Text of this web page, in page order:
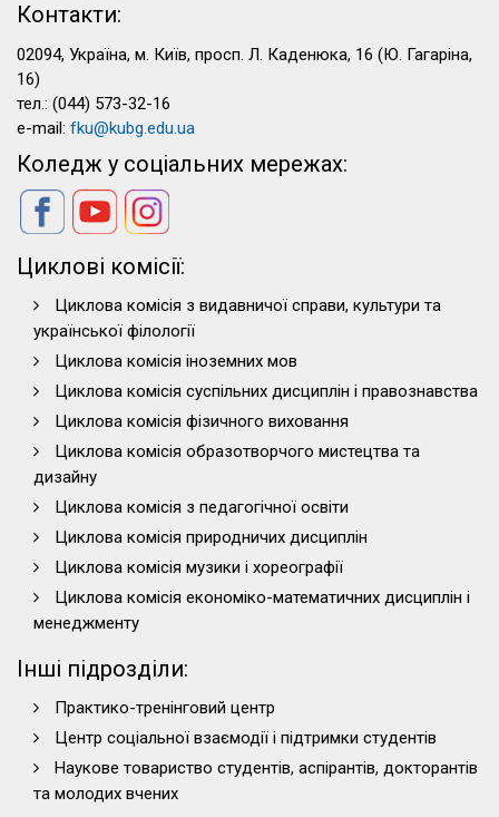
Контакти:
02094, Україна, м. Київ, просп. Л. Каденюка, 16 (Ю. Гагаріна,
16)
тел.: (044) 573-32-16
e-mail: fku@kubg.edu.ua
Коледж у соціальних мережах:
Циклові комісії:
Циклова комісія з видавничої справи, культури та
української філології
Циклова комісія іноземних мов
Циклова комісія суспільних дисциплін і правознавства
Циклова комісія фізичного виховання
Циклова комісія образотворчого мистецтва та
дизайну
Циклова комісія з педагогічної освіти
Циклова комісія природничих дисциплін
Циклова комісія музики і хореографії
Циклова комісія економіко-математичних дисциплін і
менеджменту
Інші підрозділи:
Практико-тренінговий центр
Центр соціальної взаємодії і підтримки студентів
Наукове товариство студентів, аспірантів, докторантів
та молодих вчених